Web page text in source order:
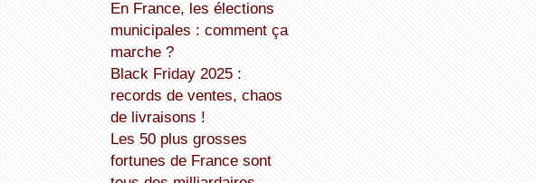
En France, les élections
municipales : comment ça
marche ?
Black Friday 2025 :
records de ventes, chaos
de livraisons !
Les 50 plus grosses
fortunes de France sont